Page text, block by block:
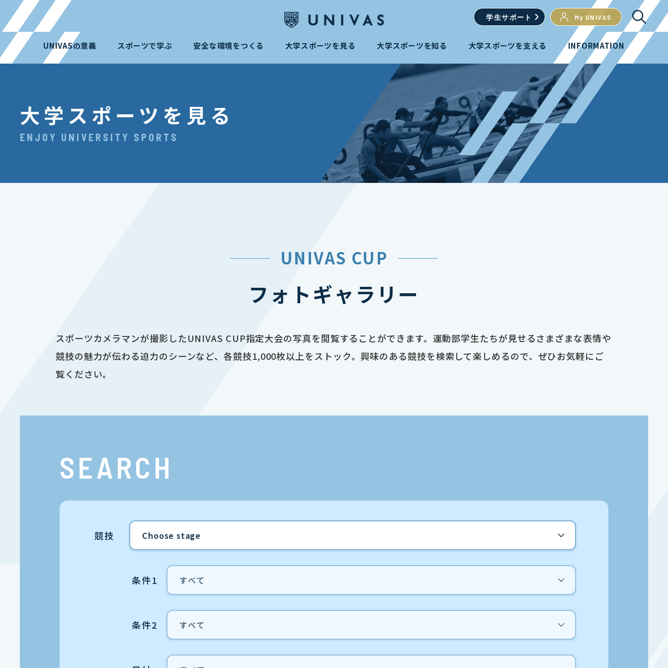
学生サポート My UNIVAS
UNIVASの意義 スポーツで学ぶ 安全な環境をつくる 大学スポーツを見る 大学スポーツを知る 大学スポーツを支える INFORMATION
大学スポーツを見る
ENJOY UNIVERSITY SPORTS
UNIVAS CUP
フォトギャラリー
スポーツカメラマンが撮影したUNIVAS CUP指定大会の写真を閲覧することができます。運動部学生たちが見せるさまざまな表情や
競技の魅力が伝わる迫力のシーンなど、各競技1,000枚以上をストック。興味のある競技を検索して楽しめるので、ぜひお気軽にご
覧ください。
SEARCH
競技
条件1
条件2